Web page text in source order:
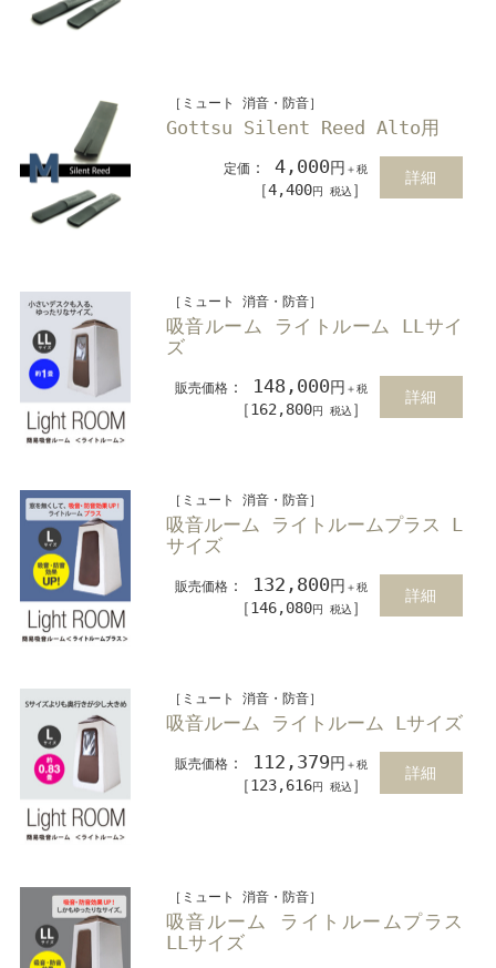
［ミュート 消音・防音］
Gottsu Silent Reed Alto用
定価 ：4,000円 ＋税
［4,400円 税込 ］
詳細
［ミュート 消音・防音］
吸音ルーム ライトルーム LLサイ
ズ
販売価格 ： 148,000円 ＋税
［162,800円 税込 ］
詳細
［ミュート 消音・防音］
吸音ルーム ライトルームプラス L
サイズ
販売価格 ： 132,800円 ＋税
［146,080円 税込 ］
詳細
［ミュート 消音・防音］
吸音ルーム ライトルーム Lサイズ
販売価格 ： 112,379円 ＋税
［123,616円 税込 ］
詳細
［ミュート 消音・防音］
吸音ルーム ライトルームプラス
LLサイズ